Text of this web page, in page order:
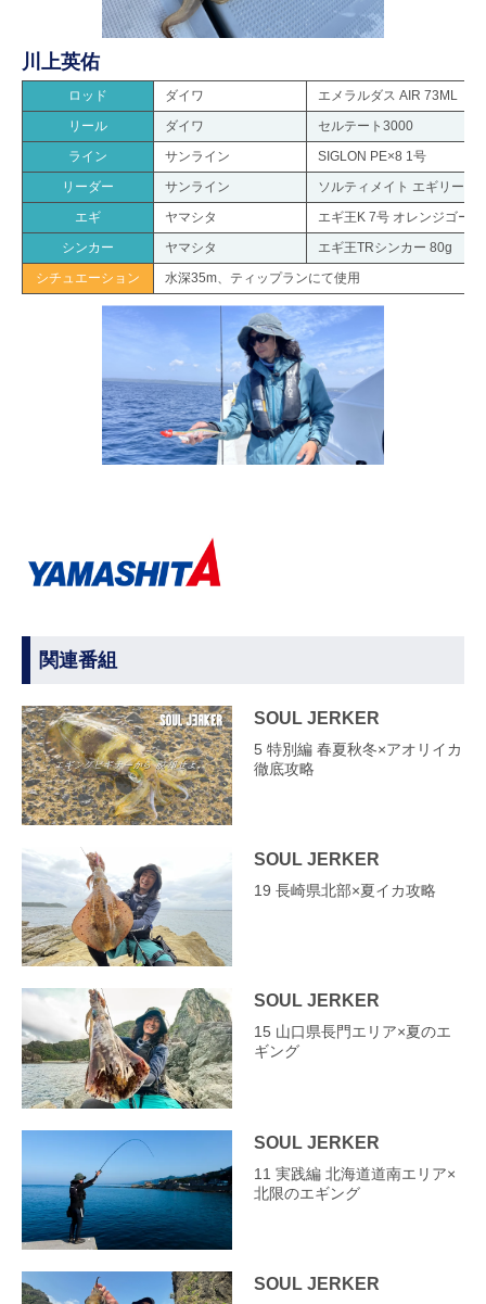
川上英佑
ロッド ダイワ
エメラルダス AIR 73ML
リール
ダイワ
セルテート3000
ライン
サンライン
SIGLON PE×8 1号
リーダー
サンライン
ソルティメイト エギリーダ
エギ
ヤマシタ
エギ王K 7号 オレンジゴー
シンカー
ヤマシタ
エギ王TRシンカー 80g
シチュエーション
水深35m、ティップランにて使用
関連番組
SOUL JERKER
5 特別編 春夏秋冬×アオリイカ
徹底攻略
SOUL JERKER
19 長崎県北部×夏イカ攻略
SOUL JERKER
15 山口県長門エリア×夏のエ
ギング
SOUL JERKER
11 実践編 北海道道南エリア×
北限のエギング
SOUL JERKER